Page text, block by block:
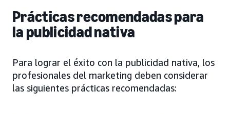
Prácticas recomendadas para
la publicidad nativa
Para lograr el éxito con la publicidad nativa, los
profesionales del marketing deben considerar
las siguientes prácticas recomendadas: